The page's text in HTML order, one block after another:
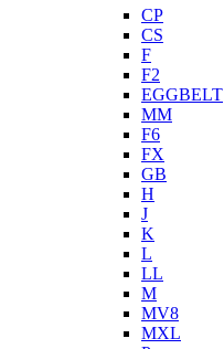
CP
CS
F
F2
EGGBELT
MM
F6
FX
GB
H
J
K
L
LL
M
MV8
MXL